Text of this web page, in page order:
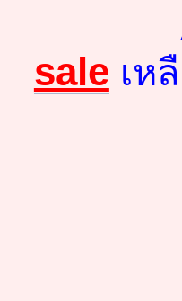
sale เห